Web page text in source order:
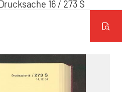
16 / 273 S